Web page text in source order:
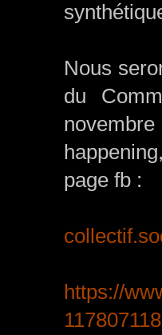
Nous
du
page fb :
https://